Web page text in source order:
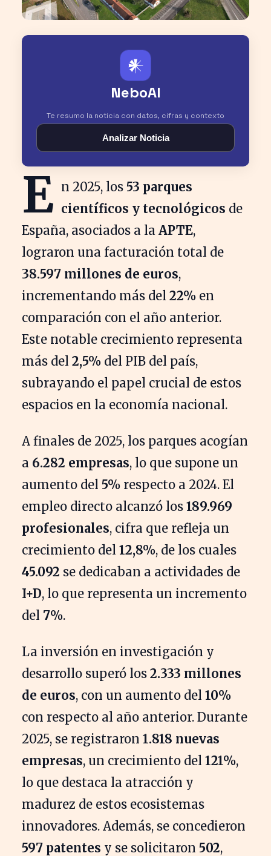
𒀭
NeboAI
Te resumo la noticia con datos, cifras y contexto
Analizar Noticia
E n 2025, los 53 parques
científicos y tecnológicos de
España, asociados a la APTE,
lograron una facturación total de
38.597 millones de euros,
incrementando más del 22% en
comparación con el año anterior.
Este notable crecimiento representa
más del 2,5% del PIB del país,
subrayando el papel crucial de estos
espacios en la economía nacional.
A finales de 2025, los parques acogían
a 6.282 empresas, lo que supone un
aumento del 5% respecto a 2024. El
empleo directo alcanzó los 189.969
profesionales, cifra que refleja un
crecimiento del 12,8%, de los cuales
45.092 se dedicaban a actividades de
I+D, lo que representa un incremento
del 7%.
La inversión en investigación y
desarrollo superó los 2.333 millones
de euros, con un aumento del 10%
con respecto al año anterior. Durante
2025, se registraron 1.818 nuevas
empresas, un crecimiento del 121%,
lo que destaca la atracción y
madurez de estos ecosistemas
innovadores. Además, se concedieron
597 patentes y se solicitaron 502,